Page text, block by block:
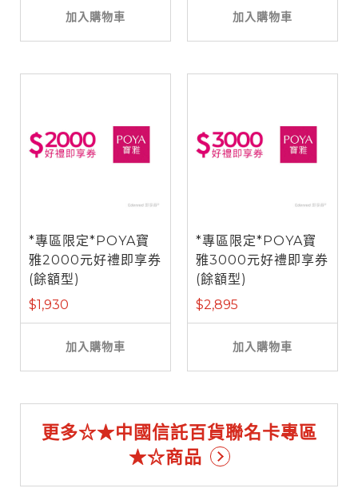
加入購物車 加入購物車
*專區限定*POYA寶
雅2000元好禮即享券
(餘額型)
$1,930
加入購物車
*專區限定*POYA寶
雅3000元好禮即享券
(餘額型)
$2,895
加入購物車
更多☆★中國信託百貨聯名卡專區
★☆商品